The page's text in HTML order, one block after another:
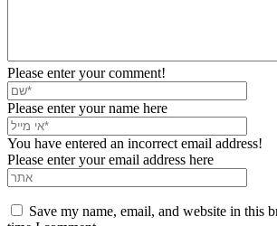
Please enter your comment!
Please enter your name here
You have entered an incorrect email address!
Please enter your email address here
Save my name, email, and website in this